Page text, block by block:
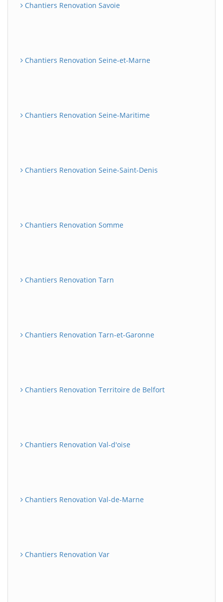
Chantiers Renovation Savoie
Chantiers Renovation Seine-et-Marne
Chantiers Renovation Seine-Maritime
Chantiers Renovation Seine-Saint-Denis
Chantiers Renovation Somme
Chantiers Renovation Tarn
Chantiers Renovation Tarn-et-Garonne
Chantiers Renovation Territoire de Belfort
Chantiers Renovation Val-d'oise
Chantiers Renovation Val-de-Marne
Chantiers Renovation Var